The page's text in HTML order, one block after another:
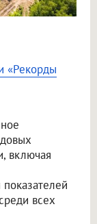
«Рекорды
включая
всех